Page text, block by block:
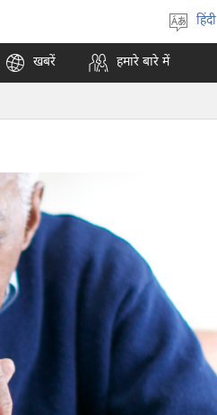
भाषा
चुनें
हिंदी
खबरें हमारे बारे में